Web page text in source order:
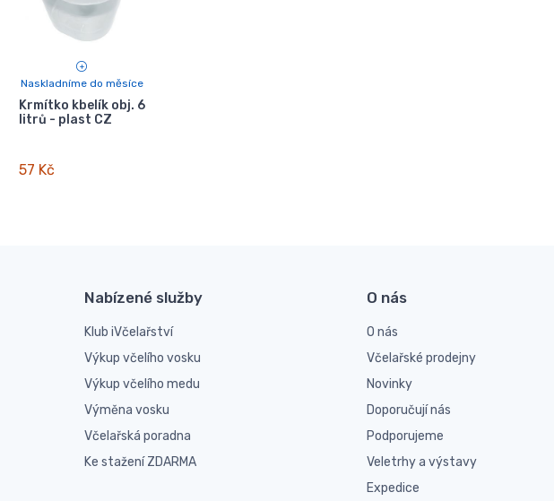
Naskladníme do měsíce
Krmítko kbelík obj. 6
litrů - plast CZ
57 Kč
Nabízené služby
Klub iVčelařství
Výkup včelího vosku
Výkup včelího medu
Výměna vosku
Včelařská poradna
Ke stažení ZDARMA
O nás
O nás
Včelařské prodejny
Novinky
Doporučují nás
Podporujeme
Veletrhy a výstavy
Expedice